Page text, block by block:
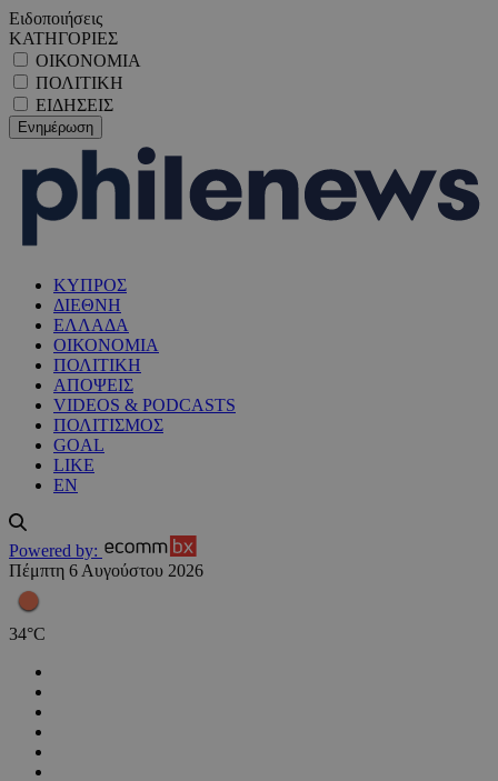
Ειδοποιήσεις
ΚΑΤΗΓΟΡΙΕΣ
ΟΙΚΟΝΟΜΙΑ
ΠΟΛΙΤΙΚΗ
ΕΙΔΗΣΕΙΣ
ΚΥΠΡΟΣ
ΔΙΕΘΝΗ
ΕΛΛΑΔΑ
ΟΙΚΟΝΟΜΙΑ
ΠΟΛΙΤΙΚΗ
ΑΠΟΨΕΙΣ
VIDEOS & PODCASTS
ΠΟΛΙΤΙΣΜΟΣ
GOAL
LIKE
EN
Powered by:
Πέμπτη 6 Αυγούστου 2026
34°C